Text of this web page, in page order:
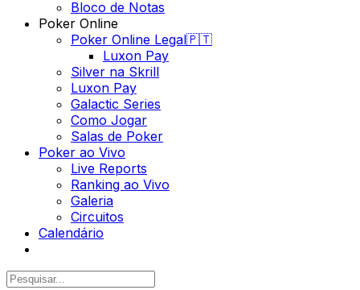
Bloco de Notas
Poker Online
Poker Online Legal🇵🇹
Luxon Pay
Silver na Skrill
Luxon Pay
Galactic Series
Como Jogar
Salas de Poker
Poker ao Vivo
Live Reports
Ranking ao Vivo
Galeria
Circuitos
Calendário